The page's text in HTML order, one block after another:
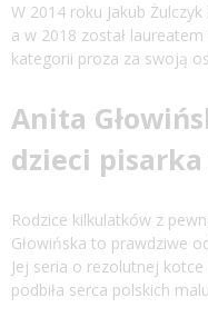
W 2014 roku Jakub
a w 2018 został
kategorii proza za swoją
Anita
dzieci
Rodzice kilkulatków z
Głowińska to prawdziwe
Jej seria o rezolutnej
podbiła serca polskich